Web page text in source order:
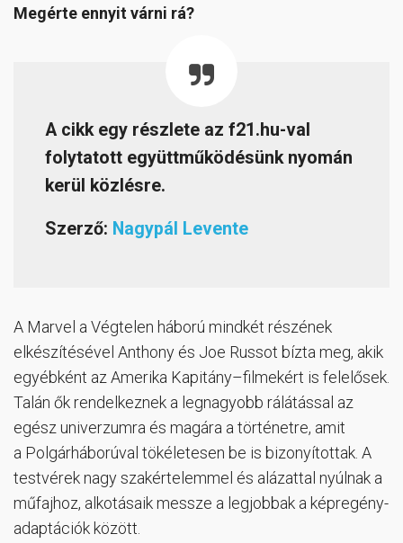
Megérte ennyit várni rá?
A cikk egy részlete az f21.hu-val
folytatott együttműködésünk nyomán
kerül közlésre.
Szerző: Nagypál Levente
A Marvel a Végtelen háború mindkét részének
elkészítésével Anthony és Joe Russot bízta meg, akik
egyébként az Amerika Kapitány–filmekért is felelősek.
Talán ők rendelkeznek a legnagyobb rálátással az
egész univerzumra és magára a történetre, amit
a Polgárháborúval tökéletesen be is bizonyítottak. A
testvérek nagy szakértelemmel és alázattal nyúlnak a
műfajhoz, alkotásaik messze a legjobbak a képregény-
adaptációk között.